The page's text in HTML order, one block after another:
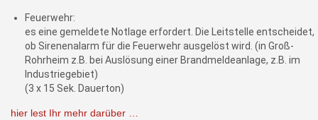
Feuerwehr:
es eine gemeldete Notlage erfordert. Die Leitstelle entscheidet,
ob Sirenenalarm für die Feuerwehr ausgelöst wird. (in Groß-
Rohrheim z.B. bei Auslösung einer Brandmeldeanlage, z.B. im
Industriegebiet)
(3 x 15 Sek. Dauerton)
hier lest Ihr mehr darüber …